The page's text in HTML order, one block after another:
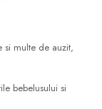
si multe de auzit,
bebelusului si